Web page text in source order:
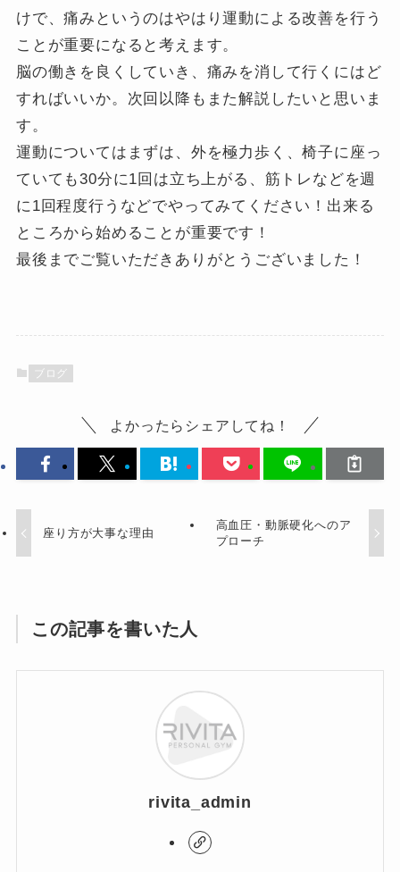
けで、痛みというのはやはり運動による改善を行う
ことが重要になると考えます。
脳の働きを良くしていき、痛みを消して行くにはど
すればいいか。次回以降もまた解説したいと思いま
す。
運動についてはまずは、外を極力歩く、椅子に座っ
ていても30分に1回は立ち上がる、筋トレなどを週
に1回程度行うなどでやってみてください！出来る
ところから始めることが重要です！
最後までご覧いただきありがとうございました！
ブログ
よかったらシェアしてね！
座り方が大事な理由
高血圧・動脈硬化へのア
プローチ
この記事を書いた人
rivita_admin